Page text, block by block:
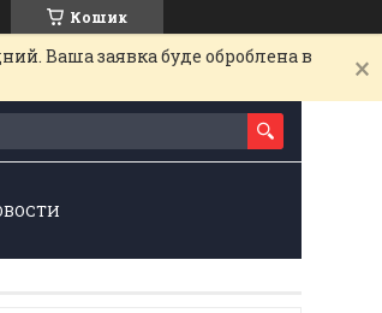
Кошик
Ваша заявка буде оброблена в